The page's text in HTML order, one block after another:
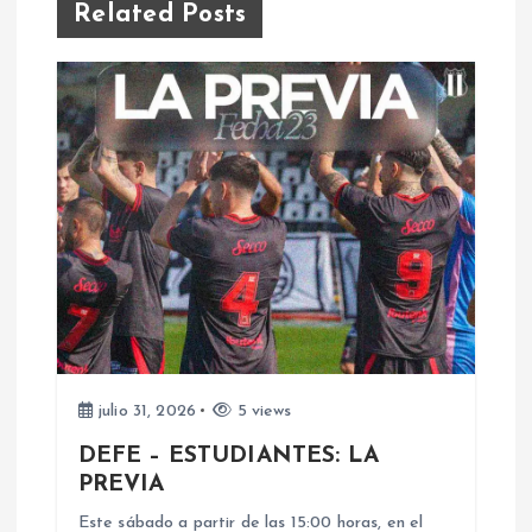
a
c
ó
n
d
Related Posts
julio 31, 2026 5 views
DEFE – ESTUDIANTES: LA
PREVIA
Este sábado a partir de las 15:00 horas, en el